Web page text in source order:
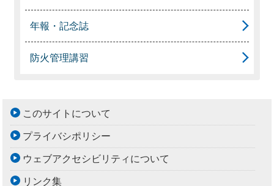
年報・記念誌
防火管理講習
このサイトについて
プライバシポリシー
ウェブアクセシビリティについて
リンク集